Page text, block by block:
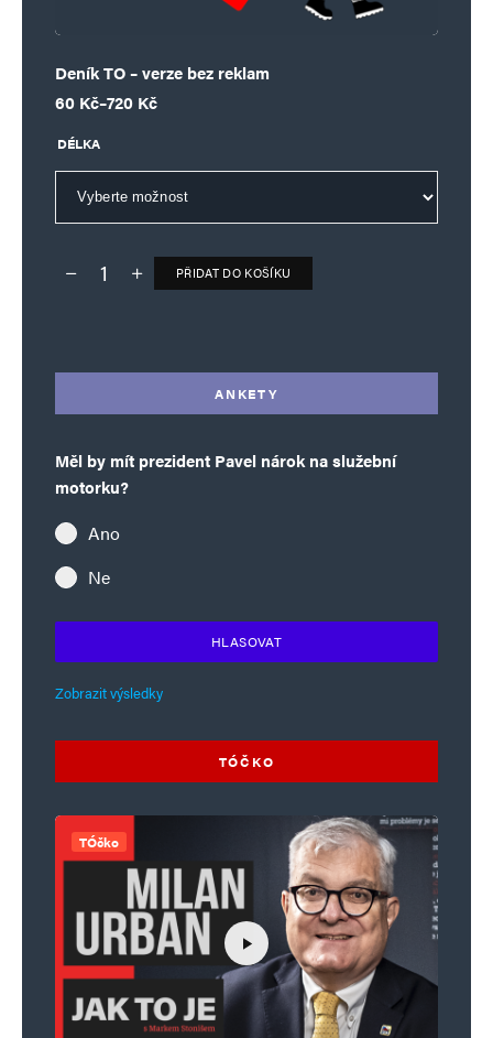
Deník TO – verze bez reklam
60 Kč–720 Kč
Rozpětí cen: 60 Kč až 720 Kč
DÉLKA
Deník TO – verze bez reklam množství
PŘIDAT DO KOŠÍKU
ANKETY
Měl by mít prezident Pavel nárok na služební
motorku?
Ano
Ne
HLASOVAT
Zobrazit výsledky
TÓČKO
TÓčko